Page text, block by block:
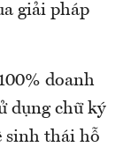
giải pháp
doanh
dụng chữ ký
sinh thái hỗ